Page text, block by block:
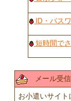
ID・パス
短時間で
メール受信
お小遣いサイト